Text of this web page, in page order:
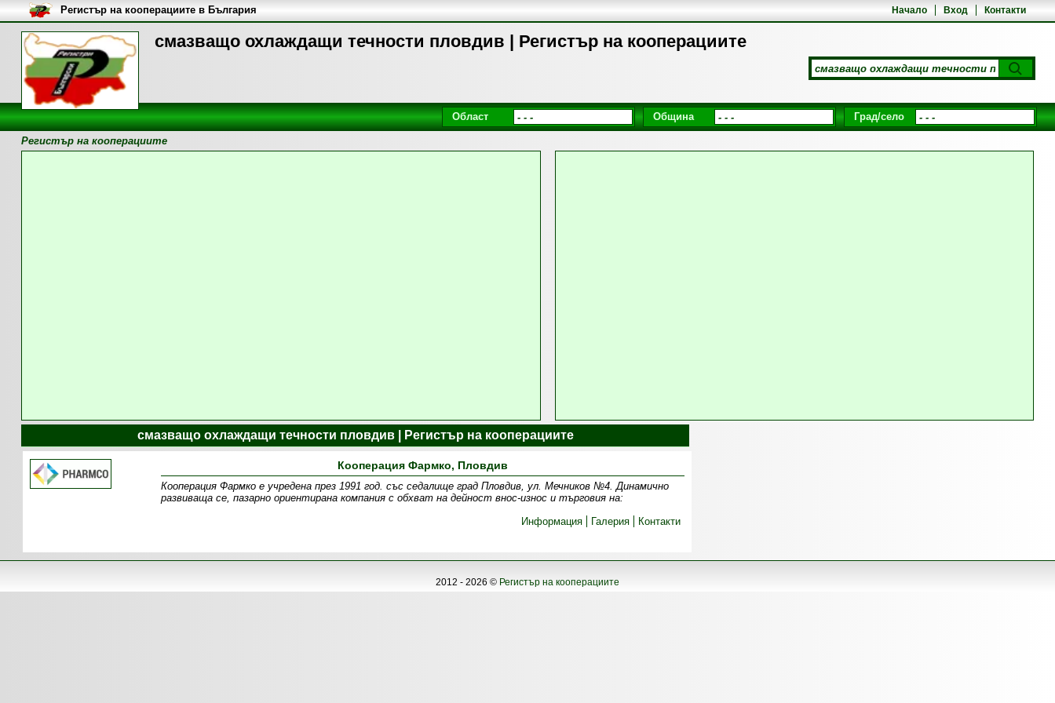
смазващо охлаждащи течности пловдив | Регистър на кооперациите
Начало Вход Контакти
Регистър на кооперациите в България
Област Община Град/село
Регистър на кооперациите
смазващо охлаждащи течности пловдив | Регистър на кооперациите
Кооперация Фармко, Пловдив
Кооперация Фармко е учредена през 1991 год. със седалище град Пловдив, ул. Мечников №4. Динамично
развиваща се, пазарно ориентирана компания с обхват на дейност внос-износ и търговия на:
Информация
Галерия Контакти
2012 - 2026 © Регистър на кооперациите